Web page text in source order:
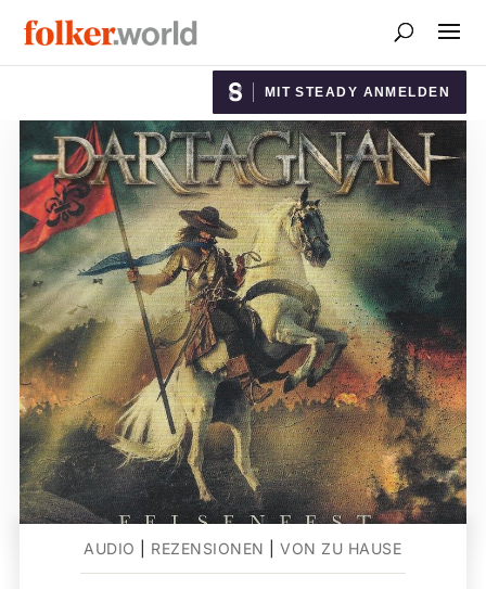
MIT STEADY ANMELDEN
AUDIO REZENSIONEN |VON ZU HAUSE